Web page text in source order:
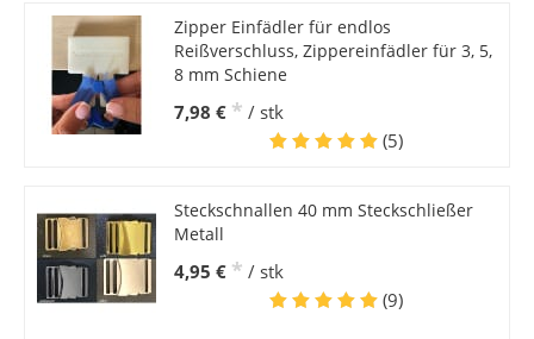
Zipper Einfädler für endlos
Reißverschluss, Zippereinfädler für 3, 5,
8 mm Schiene
7,98 € * / stk
(5)
Steckschnallen 40 mm Steckschließer
Metall
4,95 € * / stk
(9)